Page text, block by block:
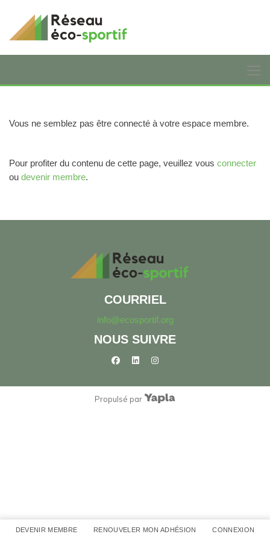
DEVENIR MEMBRE RENOUVELER MON ADHÉSION CONNEXION
Vous ne semblez pas être connecté à votre espace membre.
Pour profiter du contenu de cette page, veuillez vous connecter
ou devenir membre.
COURRIEL
info@ecosportif.org
NOUS SUIVRE
facebooklinkedininstagram
Propulsé par